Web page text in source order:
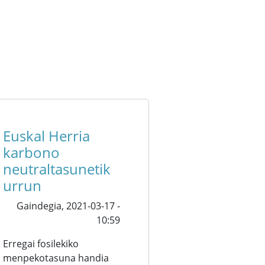
Euskal Herria
karbono
neutraltasunetik
urrun
Gaindegia, 2021-03-17 -
10:59
Erregai fosilekiko
menpekotasuna handia